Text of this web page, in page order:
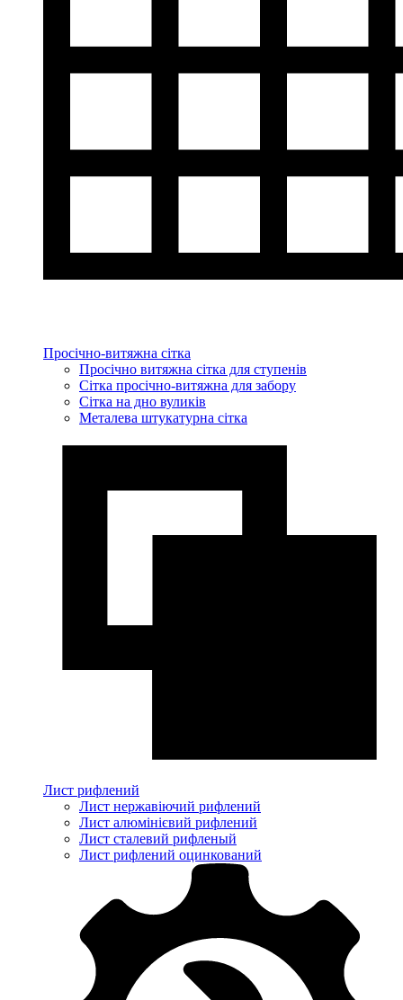
Просічно-витяжна сітка
Просічно витяжна сітка для ступенів
Сітка просічно-витяжна для забору
Сітка на дно вуликів
Металева штукатурна сітка
Лист рифлений
Лист нержавіючий рифлений
Лист алюмінієвий рифлений
Лист сталевий рифленый
Лист рифлений оцинкований